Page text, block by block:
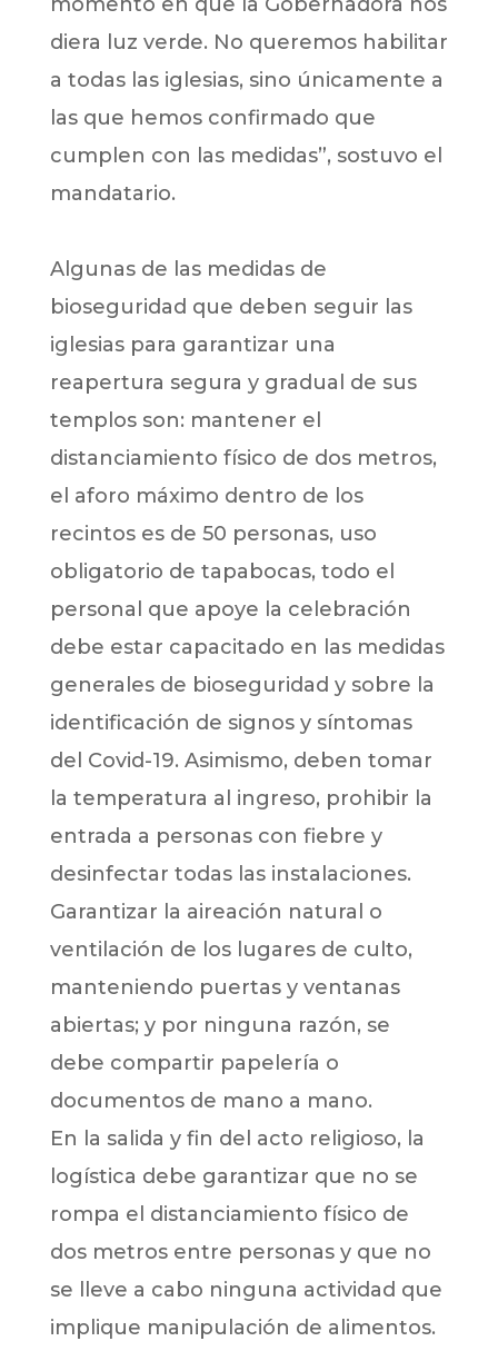
diera luz verde. No queremos habilitar
a todas las iglesias, sino únicamente a
las que hemos confirmado que
cumplen con las medidas”, sostuvo el
mandatario.
Algunas de las medidas de
bioseguridad que deben seguir las
iglesias para garantizar una
reapertura segura y gradual de sus
templos son: mantener el
distanciamiento físico de dos metros,
el aforo máximo dentro de los
recintos es de 50 personas, uso
obligatorio de tapabocas, todo el
personal que apoye la celebración
debe estar capacitado en las medidas
generales de bioseguridad y sobre la
identificación de signos y síntomas
del Covid-19. Asimismo, deben tomar
la temperatura al ingreso, prohibir la
entrada a personas con fiebre y
desinfectar todas las instalaciones.
Garantizar la aireación natural o
ventilación de los lugares de culto,
manteniendo puertas y ventanas
abiertas; y por ninguna razón, se
debe compartir papelería o
documentos de mano a mano.
En la salida y fin del acto religioso, la
logística debe garantizar que no se
rompa el distanciamiento físico de
dos metros entre personas y que no
se lleve a cabo ninguna actividad que
implique manipulación de alimentos.